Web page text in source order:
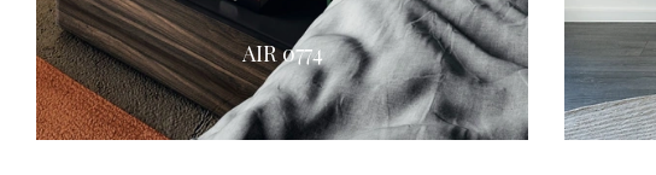
AIR 0774